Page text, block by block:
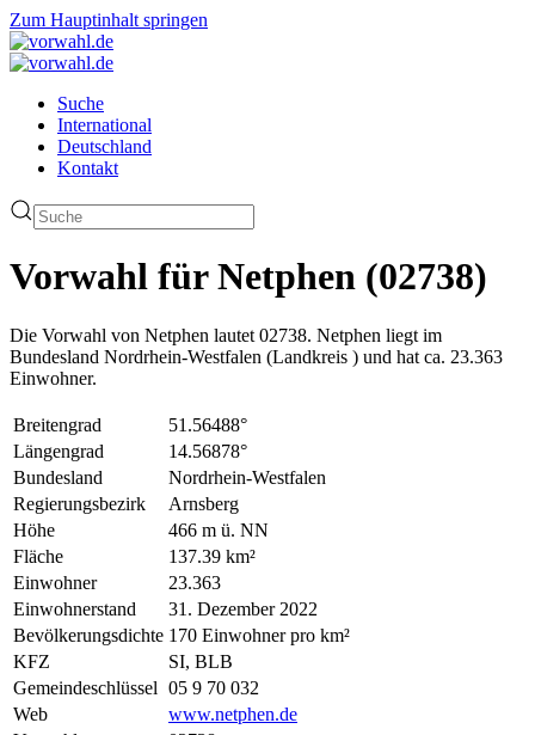
Zum Hauptinhalt springen
Suche
International
Deutschland
Kontakt
Vorwahl für Netphen (02738)
Die Vorwahl von Netphen lautet 02738. Netphen liegt im
Bundesland Nordrhein-Westfalen (Landkreis ) und hat ca. 23.363
Einwohner.
Breitengrad
51.56488°
Längengrad
14.56878°
Bundesland
Nordrhein-Westfalen
Regierungsbezirk
Arnsberg
Höhe
466 m ü. NN
Fläche
137.39 km²
Einwohner
23.363
Einwohnerstand
31. Dezember 2022
Bevölkerungsdichte 170 Einwohner pro km²
KFZ
SI, BLB
Gemeindeschlüssel 05 9 70 032
Web
www.netphen.de